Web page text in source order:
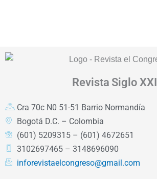
Revista Siglo XXI
Cra 70c N0 51-51 Barrio Normandía
Bogotá D.C. – Colombia
(601) 5209315 – (601) 4672651
3102697465 – 3148696090
inforevistaelcongreso@gmail.com